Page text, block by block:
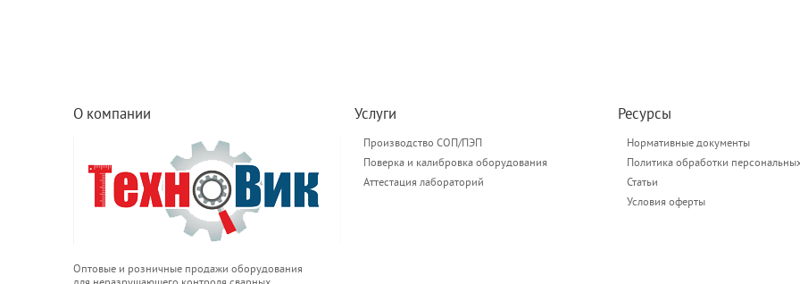
О компании
Оптовые и розничные продажи оборудования
Услуги
Производство СОП/ПЭП
Поверка и калибровка оборудования
Аттестация лабораторий
Ресурсы
Нормативные документы
Политика обработки
Статьи
Условия оферты